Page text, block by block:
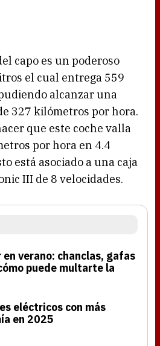
capo es un poderoso
el cual entrega 559
alcanzar una
327 kilómetros por hora.
que este coche valla
por hora en 4.4
está asociado a una caja
III de 8 velocidades.
en verano: chanclas, gafas
puede multarte la
eléctricos con más
en 2025